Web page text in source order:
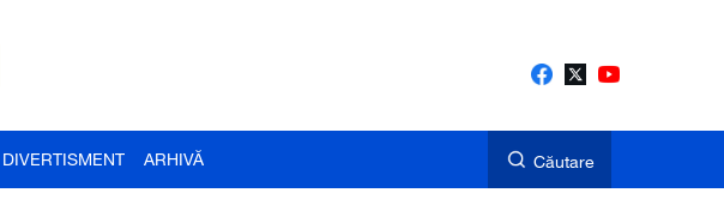
DIVERTISMENT ARHIVĂ Căutare